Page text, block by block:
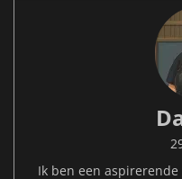
Ik ben een